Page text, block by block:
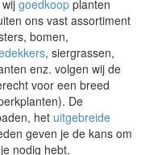
goedkoop planten
ons vast assortiment
bomen,
, siergrassen,
enz. volgen wij de
voor een breed
De
het uitgebreide
geven je de kans om
nodig hebt.